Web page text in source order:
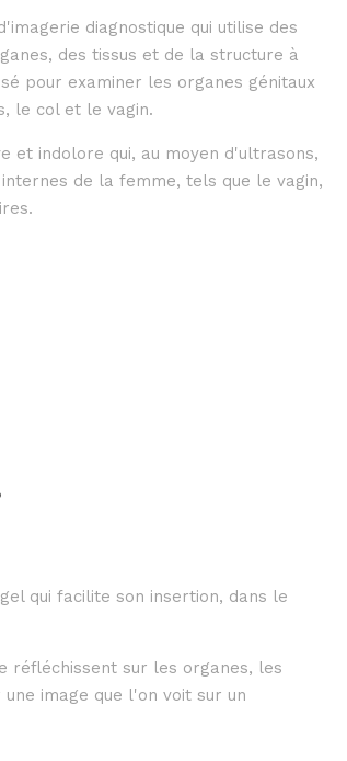
diagnostique qui utilise des
des tissus et de la structure à
pour examiner les organes génitaux
le col et le vagin.
et indolore qui, au moyen d'ultrasons,
de la femme, tels que le vagin,
qui facilite son insertion, dans le
réfléchissent sur les organes, les
image que l'on voit sur un